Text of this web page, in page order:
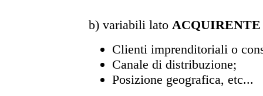
b) variabili lato ACQUIRENTE
Clienti imprenditoriali o
Canale di distribuzione;
Posizione geografica, etc...